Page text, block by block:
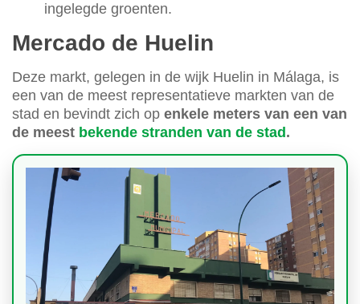
ingelegde groenten.
Mercado de Huelin
Deze markt, gelegen in de wijk Huelin in Málaga, is
een van de meest representatieve markten van de
stad en bevindt zich op enkele meters van een van
de meest bekende stranden van de stad .